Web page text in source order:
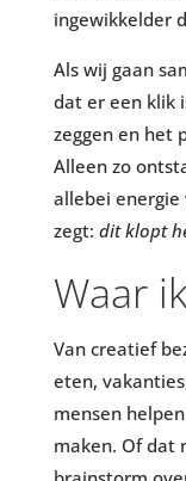
ingewikkelder
Als wij gaan
dat er een klik
zeggen en het
Alleen zo
allebei energie
zegt: dit klopt
Waar
Van creatief
eten,
mensen
maken. Of dat